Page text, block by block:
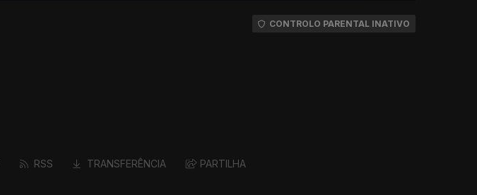
CONTROLO PARENTAL INATIVO
RSS TRANSFERÊNCIA PARTILHA